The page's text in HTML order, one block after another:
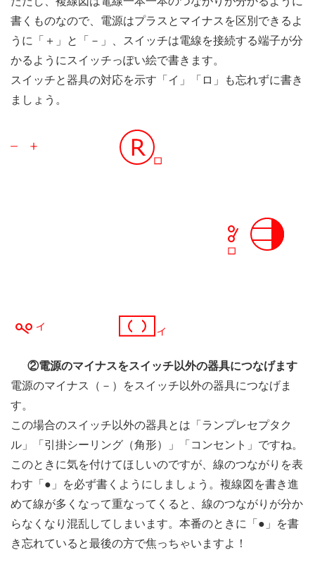
書くものなので、電源はプラスとマイナスを区別できるよ
うに「＋」と「－」、スイッチは電線を接続する端子が分
かるようにスイッチっぽい絵で書きます。
スイッチと器具の対応を示す「イ」「ロ」も忘れずに書き
ましょう。
②電源のマイナスをスイッチ以外の器具につなげます
電源のマイナス（－）をスイッチ以外の器具につなげま
す。
この場合のスイッチ以外の器具とは「ランプレセプタク
ル」「引掛シーリング（角形）」「コンセント」ですね。
このときに気を付けてほしいのですが、線のつながりを表
わす「●」を必ず書くようにしましょう。複線図を書き進
めて線が多くなって重なってくると、線のつながりが分か
らなくなり混乱してしまいます。本番のときに「●」を書
き忘れていると最後の方で焦っちゃいますよ！